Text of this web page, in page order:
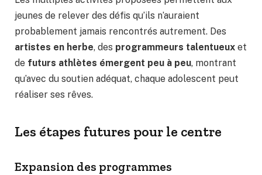
jeunes de relever des défis qu’ils n’auraient
probablement jamais rencontrés autrement. Des
artistes en herbe, des programmeurs talentueux et
de futurs athlètes émergent peu à peu, montrant
qu’avec du soutien adéquat, chaque adolescent peut
réaliser ses rêves.
Les étapes futures pour le centre
Expansion des programmes